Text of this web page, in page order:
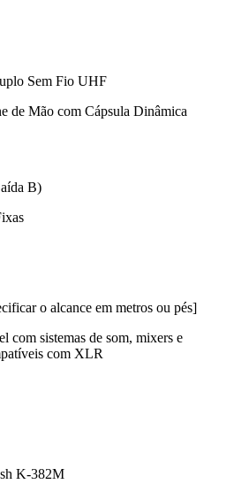
Sem Fio UHF
de Mão com Cápsula Dinâmica
B)
o alcance em metros ou pés]
com sistemas de som, mixers e
com XLR
K-382M